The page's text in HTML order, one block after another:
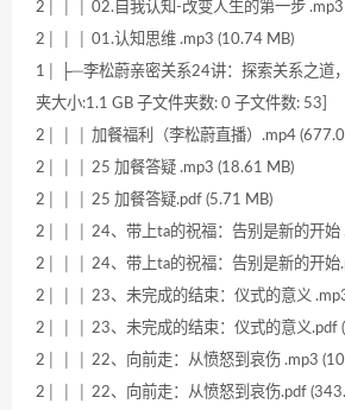
2│ │ │ 02.自我认知-改变人生的第一步 .mp3
2│ │ │ 01.认知思维 .mp3 (10.74 MB)
1│ ├─李松蔚亲密关系24讲：探索关系之道
夹大小:1.1 GB 子文件夹数: 0 子文件数: 53]
2│ │ │ 加餐福利（李松蔚直播）.mp4
2│ │ │ 25 加餐答疑 .mp3 (18.61 MB)
2│ │ │ 25 加餐答疑.pdf (5.71 MB)
2│ │ │ 24、带上ta的祝福：告别是新的开始
2│ │ │ 24、带上ta的祝福：告别是新的开始
2│ │ │ 23、未完成的结束：仪式的意义
2│ │ │ 23、未完成的结束：仪式的意义.pdf
2│ │ │ 22、向前走：从愤怒到哀伤 .mp3
2│ │ │ 22、向前走：从愤怒到哀伤.pdf